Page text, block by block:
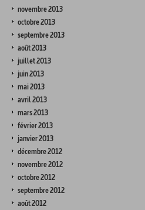
novembre 2013
octobre 2013
septembre 2013
août 2013
juillet 2013
juin 2013
mai 2013
avril 2013
mars 2013
février 2013
janvier 2013
décembre 2012
novembre 2012
octobre 2012
septembre 2012
août 2012